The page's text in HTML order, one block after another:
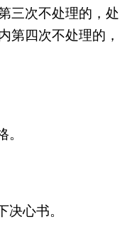
三次不处理的，处
第四次不处理的，
决心书。